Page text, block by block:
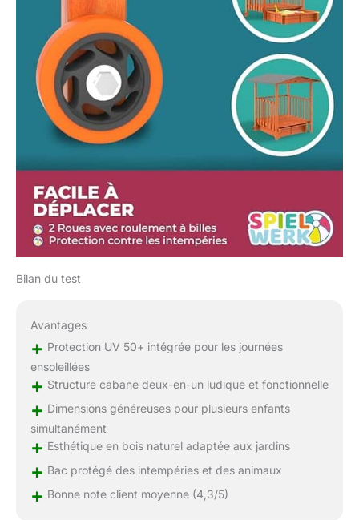
Bilan du test
Avantages
+ Protection UV 50+ intégrée pour les journées
ensoleillées
+ Structure cabane deux-en-un ludique et fonctionnelle
+ Dimensions généreuses pour plusieurs enfants
simultanément
+ Esthétique en bois naturel adaptée aux jardins
+ Bac protégé des intempéries et des animaux
+ Bonne note client moyenne (4,3/5)